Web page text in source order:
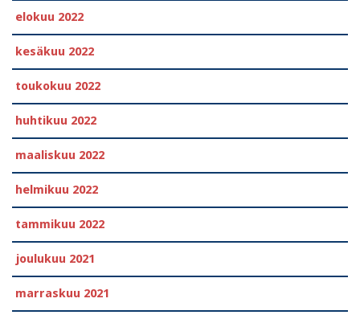
elokuu 2022
kesäkuu 2022
toukokuu 2022
huhtikuu 2022
maaliskuu 2022
helmikuu 2022
tammikuu 2022
joulukuu 2021
marraskuu 2021